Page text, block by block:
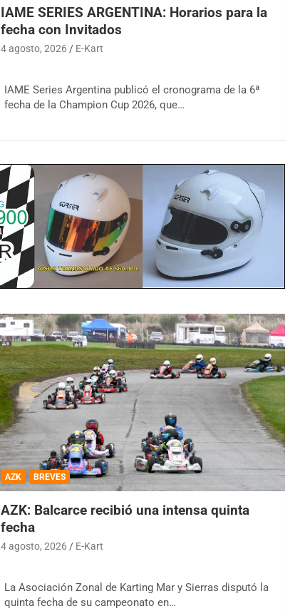
IAME SERIES ARGENTINA: Horarios para la
fecha con Invitados
4 agosto, 2026 E-Kart
IAME Series Argentina publicó el cronograma de la 6ª
fecha de la Champion Cup 2026, que…
AZK BREVES
AZK: Balcarce recibió una intensa quinta
fecha
4 agosto, 2026 E-Kart
La Asociación Zonal de Karting Mar y Sierras disputó la
quinta fecha de su campeonato en…